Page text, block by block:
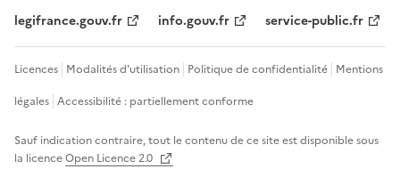
legifrance.gouv.fr info.gouv.fr service-public.fr
Licences Modalités d'utilisation Politique de confidentialité Mentions
légales Accessibilité : partiellement conforme
Sauf indication contraire, tout le contenu de ce site est disponible sous
la licenceOpen Licence 2.0